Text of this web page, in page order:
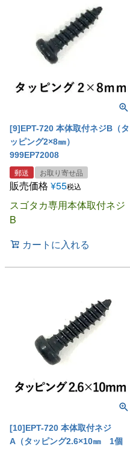
[9]EPT-720 本体取付ネジB（タ
ッピング2×8㎜）
999EP72008
郵送 お取り寄せ品
販売価格 ¥55税込
スゴタカ専用本体取付ネジ
B
カートに入れる
[10]EPT-720 本体取付ネジ
A（タッピング2.6×10㎜ 1個